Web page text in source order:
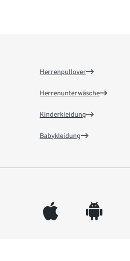
Herrenpullover
Herrenunterwäsche
Kinderkleidung
Babykleidung
appleinc android